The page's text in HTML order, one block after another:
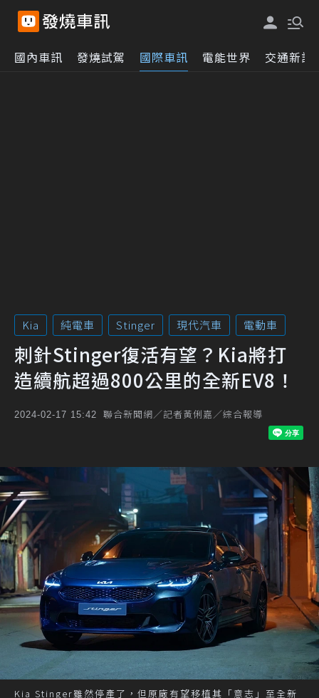
國內車訊 發燒試駕 國際車訊 電能世界 交通新訊
Kia 純電車 Stinger 現代汽車 電動車
刺針Stinger復活有望？Kia將打
造續航超過800公里的全新EV8！
2024-02-17 15:42 聯合新聞網／記者黃俐嘉／綜合報導
Kia Stinger雖然停產了，但原廠有望移植其「意志」至全新